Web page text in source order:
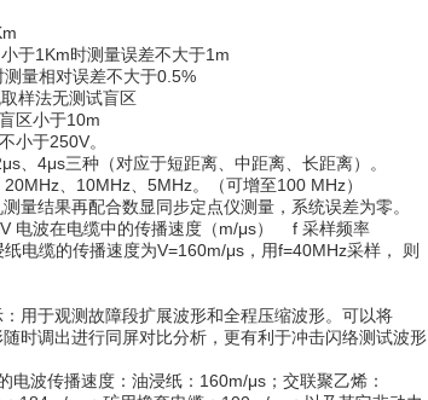
于1Km时测量误差不大于1m
量相对误差不大于0.5%
样法无测试盲区
小于10m
小于250V。
、4μs三种（对应于短距离、中距离、长距离）。
、10MHz、5MHz。（可增至100 MHz）
量结果再配合数显同步定点仪测量，系统误差为零。
电波在电缆中的传播速度（m/μs） f 采样频率
纸电缆的传播速度为V=160m/μs，用f=40MHz采样， 则
用于观测故障段扩展波形和全程压缩波形。可以将
时调出进行同屏对比分析，更有利于冲击闪络测试波形
电波传播速度：油浸纸：160m/μs；交联聚乙烯：